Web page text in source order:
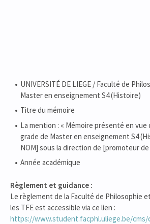
UNIVERSITÉ DE LIEGE / Faculté de
Master en enseignement S4 (Histoire)
Titre du mémoire
La mention : « Mémoire présenté en
grade de Master en enseignement S4
NOM] sous la direction de [promoteur de
Année académique
Règlement et guidance :
Le règlement de la Faculté de Philosophie
les TFE est accessible via ce lien :
https://www.student.facphl.uliege.be/